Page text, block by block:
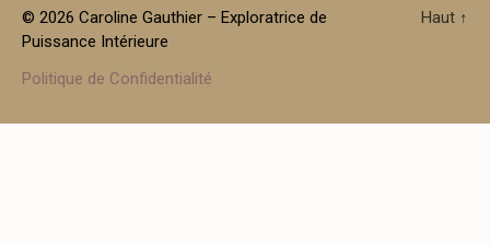
© 2026 Caroline Gauthier – Exploratrice de
Puissance Intérieure
Politique de Confidentialité
Haut ↑